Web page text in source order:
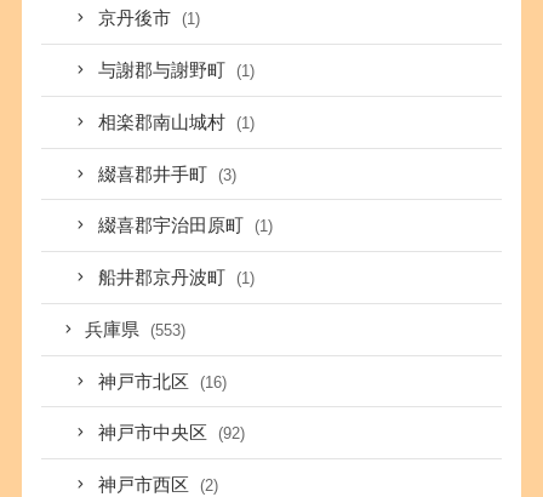
京丹後市 (1)
与謝郡与謝野町 (1)
相楽郡南山城村 (1)
綴喜郡井手町 (3)
綴喜郡宇治田原町 (1)
船井郡京丹波町 (1)
兵庫県 (553)
神戸市北区 (16)
神戸市中央区 (92)
神戸市西区 (2)